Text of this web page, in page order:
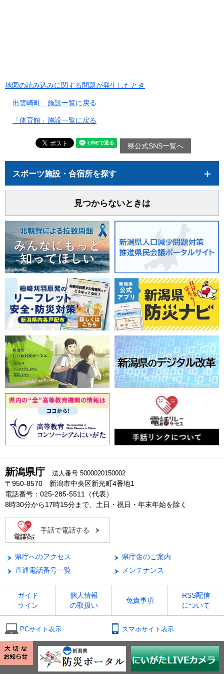
地図の読み込みに関する問題が発生したとき
出雲崎町 施設一覧に戻る
「体育館」施設一覧に戻る
県公式SNS一覧へ
スポーツ施設・合宿所を探す
見つからないときは
新潟県庁 法人番号 5000020150002
〒950-8570 新潟市中央区新光町4番地1
電話番号：025-285-5511（代表）
8時30分から17時15分まで、土日・祝日・年末年始を除く
手話で電話する
県庁へのアクセス
県庁舎のご案内
直通電話番号一覧
メンテナンス
ガイド
ライン
個人情報
の取扱い
免責事項
RSS配信
について
PCサイト表示 スマホサイト表示